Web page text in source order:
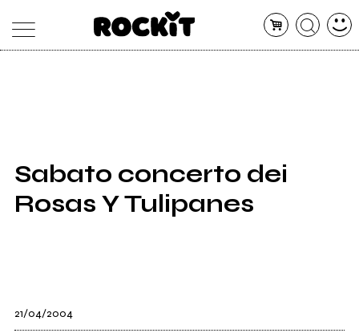
SHOP
RADIO
Sabato concerto dei
Rosas Y Tulipanes
21/04/2004